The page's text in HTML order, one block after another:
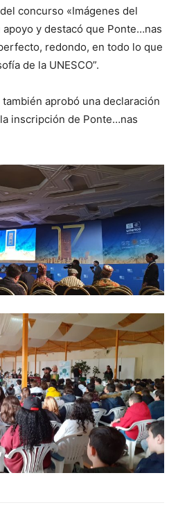
concurso «Imágenes del
y destacó que Ponte…nas
redondo, en todo lo que
de la UNESCO”.
aprobó una declaración
inscripción de Ponte…nas